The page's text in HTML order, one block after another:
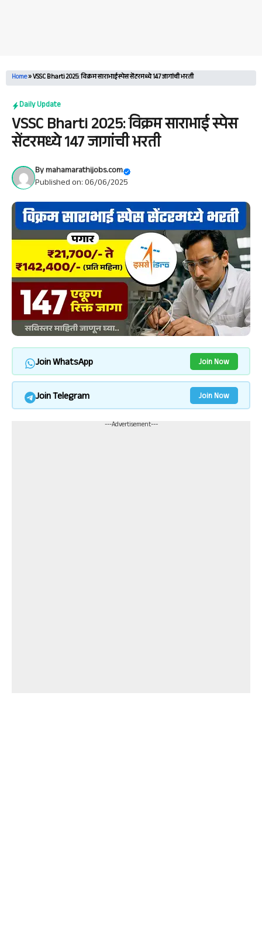
Home»VSSC Bharti 2025: विक्रम साराभाई स्पेस सेंटरमध्ये 147 जागांची भरती
Daily Update
VSSC Bharti 2025: विक्रम साराभाई स्पेस
सेंटरमध्ये 147 जागांची भरती
Bymahamarathijobs.com
Published on: 06/06/2025
Join WhatsApp Join Now
Join Telegram Join Now
---Advertisement---